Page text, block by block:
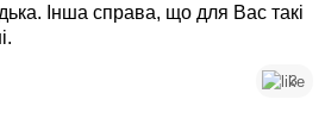
Інша справа, що для Вас такі
3